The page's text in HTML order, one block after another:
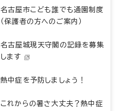
名古屋市こども誰でも通園制度
（保護者の方へのご案内）
名古屋城現天守閣の記録を募集
します
熱中症を予防しましょう！
これからの暑さ大丈夫？熱中症